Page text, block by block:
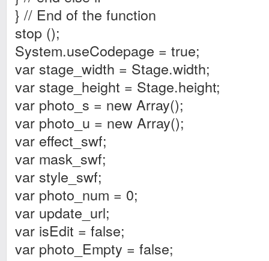
} // End of the function
stop ();
System.useCodepage = true;
var stage_width = Stage.width;
var stage_height = Stage.height;
var photo_s = new Array();
var photo_u = new Array();
var effect_swf;
var mask_swf;
var style_swf;
var photo_num = 0;
var update_url;
var isEdit = false;
var photo_Empty = false;